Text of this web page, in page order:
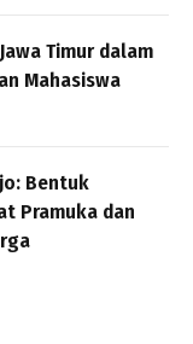
Timur dalam
Mahasiswa
Bentuk
Pramuka dan